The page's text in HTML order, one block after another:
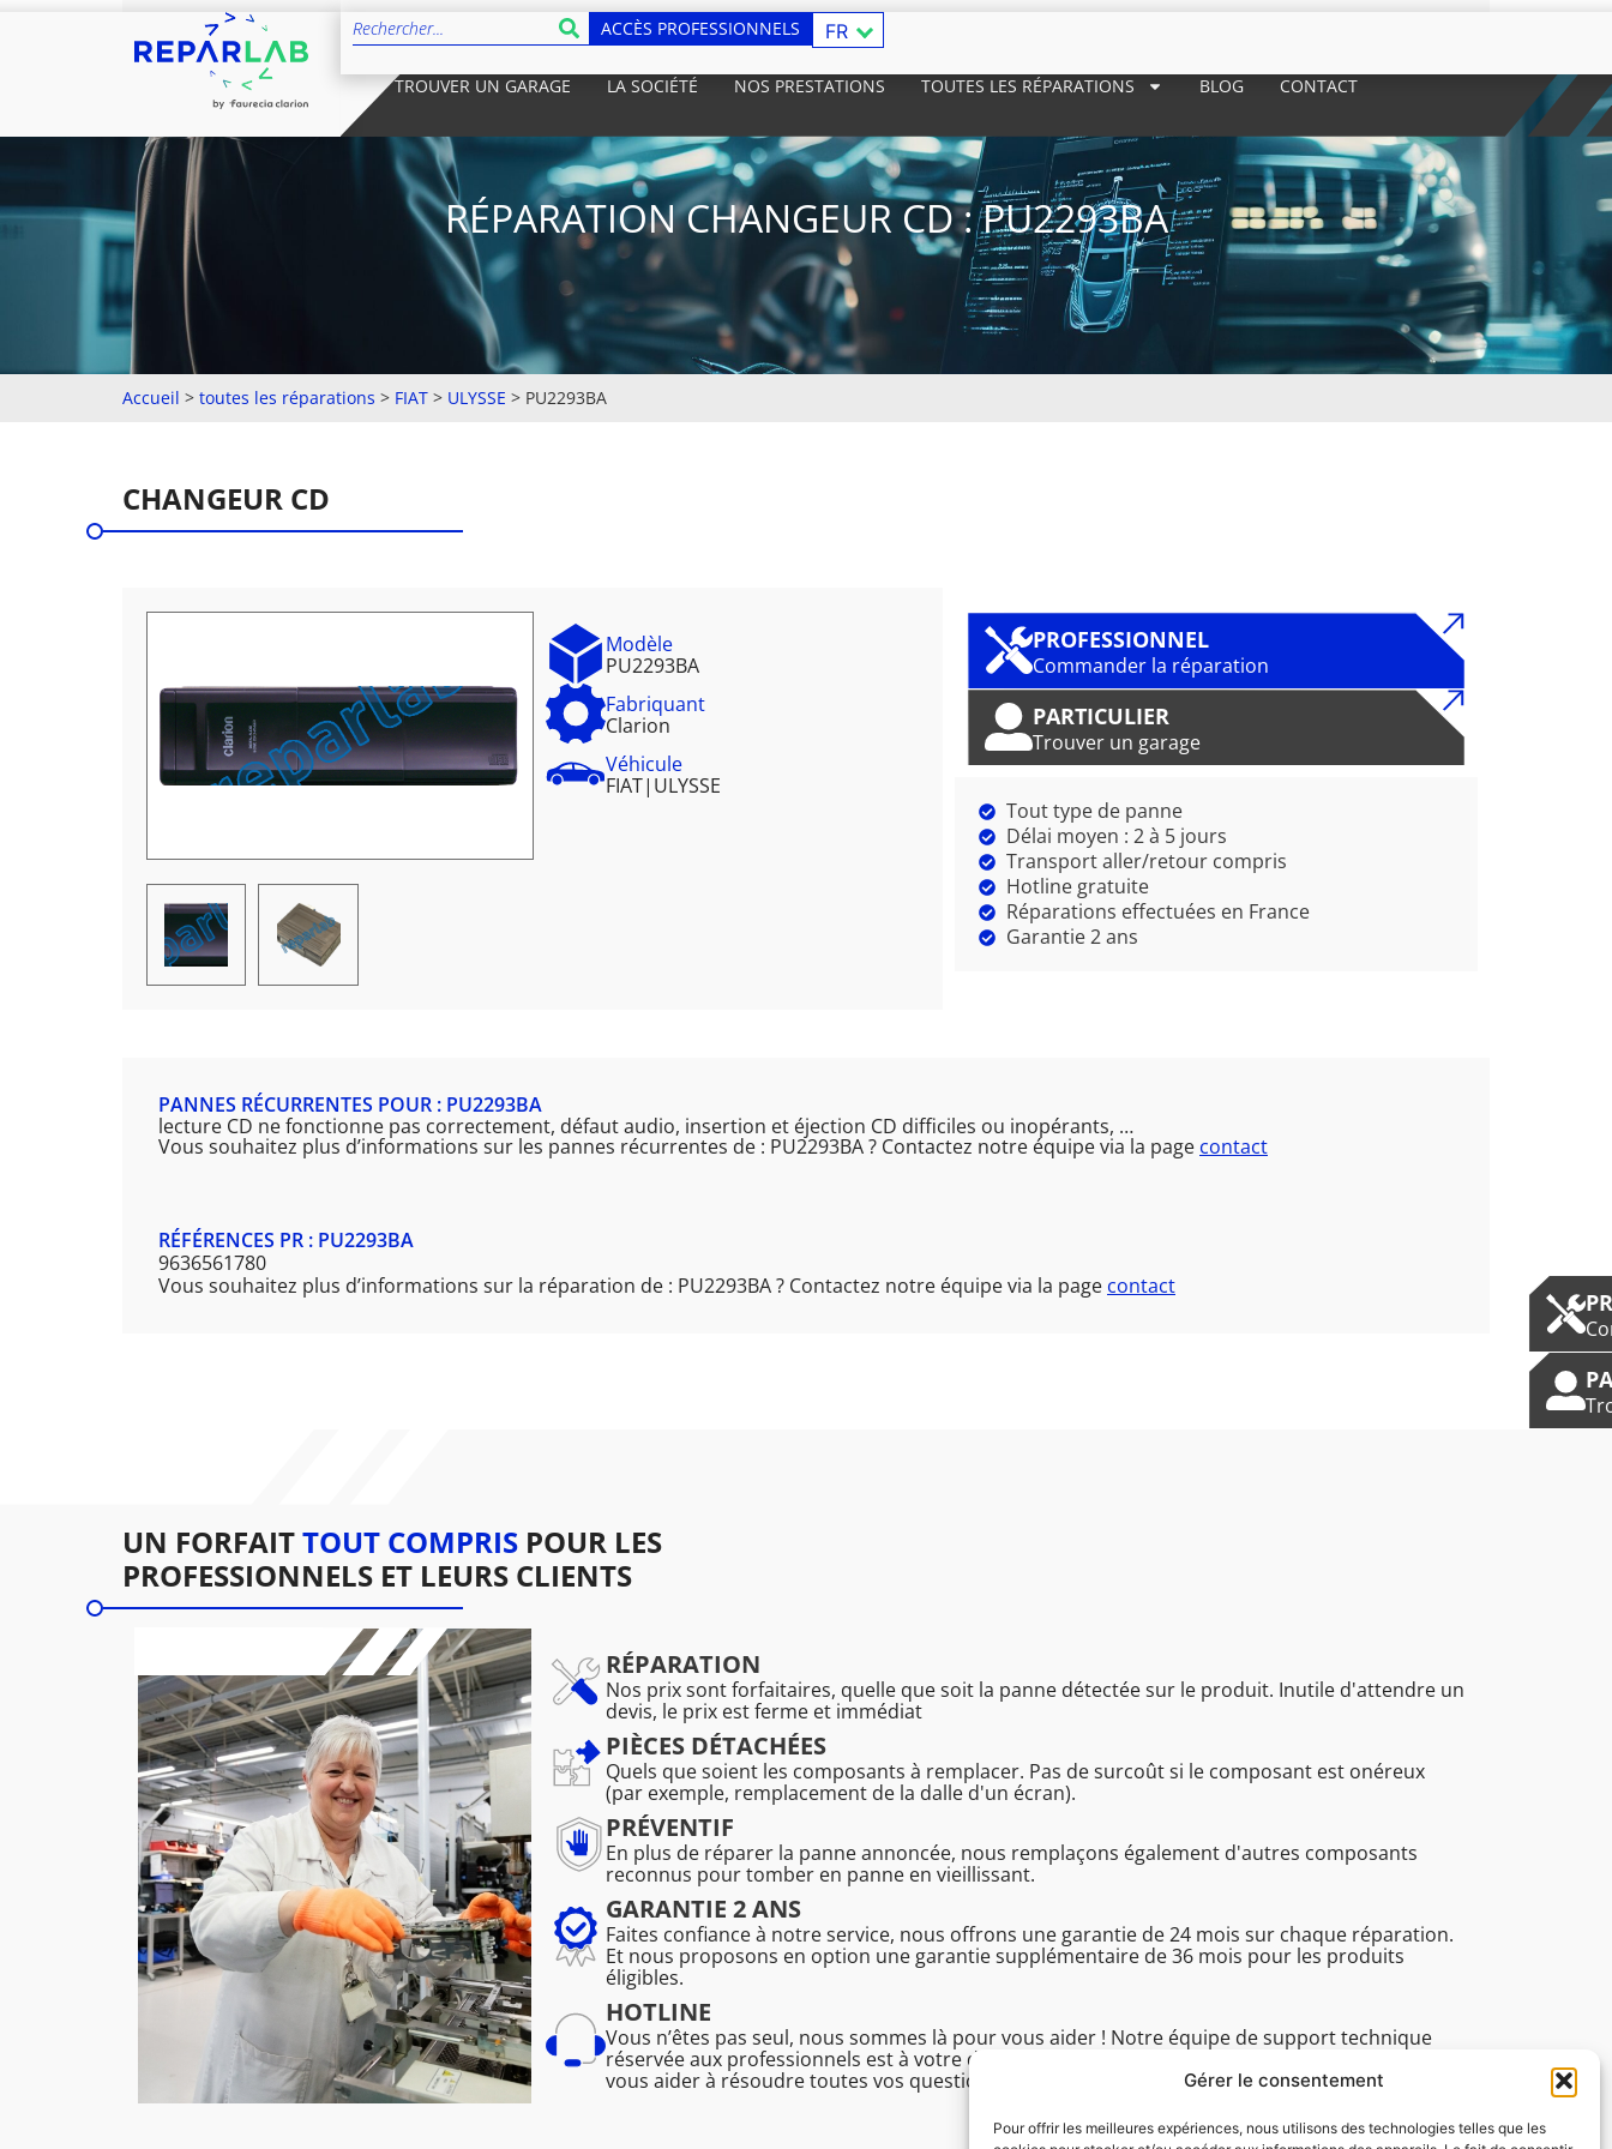
Gérer le consentement
Pour offrir les meilleures expériences, nous utilisons des technologies telles que les
ACCÈS PROFESSIONNELS FR
TROUVER UN GARAGE LA SOCIÉTÉ NOS PRESTATIONS TOUTES LES RÉPARATIONS BLOG CONTACT
RÉPARATION CHANGEUR CD : PU2293BA
Accueil > toutes les réparations > FIAT > ULYSSE > PU2293BA
CHANGEUR CD
Modèle
PU2293BA
Fabriquant
Clarion
Véhicule
FIAT| ULYSSE
PROFESSIONNEL
Commander la réparation
PARTICULIER
Trouver un garage
Tout type de panne
Délai moyen : 2 à 5 jours
Transport aller/retour compris
Hotline gratuite
Réparations effectuées en France
Garantie 2 ans
PANNES RÉCURRENTES POUR : PU2293BA
lecture CD ne fonctionne pas correctement, défaut audio, insertion et éjection CD difficiles ou inopérants, …
Vous souhaitez plus d’informations sur les pannes récurrentes de : PU2293BA ? Contactez notre équipe via la page contact
RÉFÉRENCES PR : PU2293BA
9636561780
Vous souhaitez plus d’informations sur la réparation de : PU2293BA ? Contactez notre équipe via la page contact
UN FORFAITTOUT COMPRIS POUR LES
PROFESSIONNELS ET LEURS CLIENTS
RÉPARATION
Nos prix sont forfaitaires, quelle que soit la panne détectée sur le produit. Inutile d'attendre un
devis, le prix est ferme et immédiat
PIÈCES DÉTACHÉES
Quels que soient les composants à remplacer. Pas de surcoût si le composant est onéreux
(par exemple, remplacement de la dalle d'un écran).
PRÉVENTIF
En plus de réparer la panne annoncée, nous remplaçons également d'autres composants
reconnus pour tomber en panne en vieillissant.
GARANTIE 2 ANS
Faites confiance à notre service, nous offrons une garantie de 24 mois sur chaque réparation.
Et nous proposons en option une garantie supplémentaire de 36 mois pour les produits
éligibles.
HOTLINE
Vous n’êtes pas seul, nous sommes là pour vous aider ! Notre équipe de support technique
réservée aux professionnels est à votre disposition du lundi au vendredi de 8h30 à 16h45 pour
vous aider à résoudre toutes vos questions techniques.